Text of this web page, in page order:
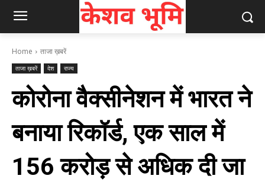
Home ताजा ख़बरें
ताजा ख़बरें देश राज्य
कोरोना वैक्सीनेशन में भारत ने
बनाया रिकॉर्ड, एक साल में
156 करोड़ से अधिक दी जा